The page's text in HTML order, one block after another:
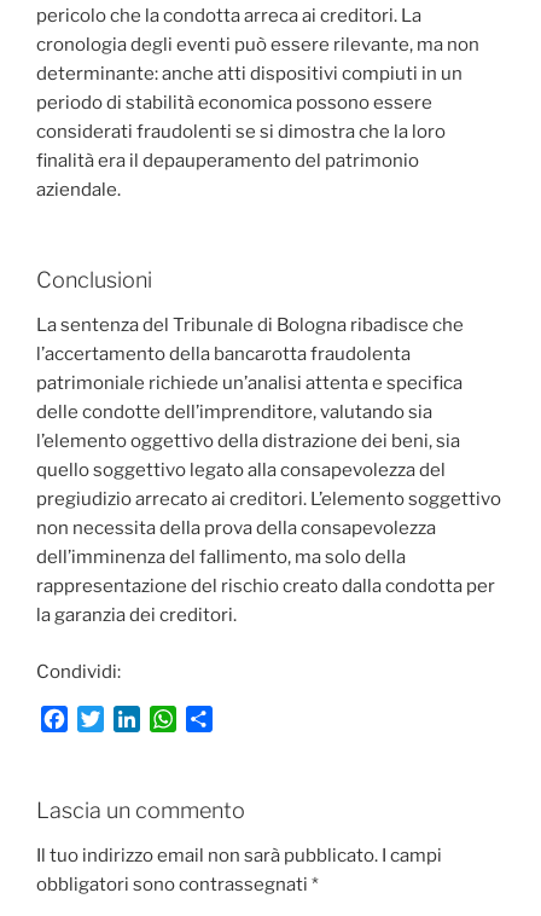
pericolo che la condotta arreca ai creditori. La
cronologia degli eventi può essere rilevante, ma non
determinante: anche atti dispositivi compiuti in un
periodo di stabilità economica possono essere
considerati fraudolenti se si dimostra che la loro
finalità era il depauperamento del patrimonio
aziendale.
Conclusioni
La sentenza del Tribunale di Bologna ribadisce che
l’accertamento della bancarotta fraudolenta
patrimoniale richiede un’analisi attenta e specifica
delle condotte dell’imprenditore, valutando sia
l’elemento oggettivo della distrazione dei beni, sia
quello soggettivo legato alla consapevolezza del
pregiudizio arrecato ai creditori. L’elemento soggettivo
non necessita della prova della consapevolezza
dell’imminenza del fallimento, ma solo della
rappresentazione del rischio creato dalla condotta per
la garanzia dei creditori.
Condividi:
b
o
o
t
e
r
e
d
I
W
s
A
p
i
v
i
Lascia un commento
Il tuo indirizzo email non sarà pubblicato. I campi
obbligatori sono contrassegnati *